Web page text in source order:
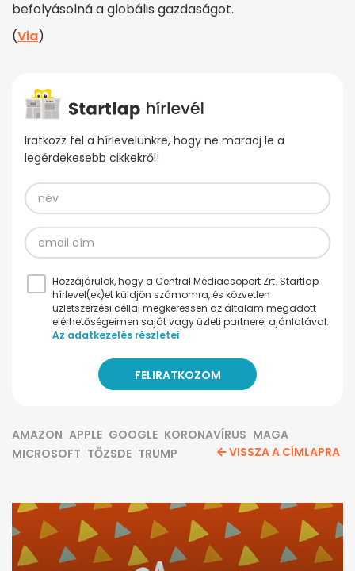
befolyásolná a globális gazdaságot.
(Via)
Iratkozz fel a hírlevelünkre, hogy ne maradj le a
legérdekesebb cikkekről!
Hozzájárulok, hogy a Central Médiacsoport Zrt. Startlap
hírlevel(ek)et küldjön számomra, és közvetlen
üzletszerzési céllal megkeressen az általam megadott
elérhetőségeimen saját vagy üzleti partnerei ajánlatával.
Az adatkezelés részletei
AMAZON APPLE GOOGLE KORONAVÍRUS MAGA
MICROSOFT TŐZSDE TRUMP VISSZA A CÍMLAPRA